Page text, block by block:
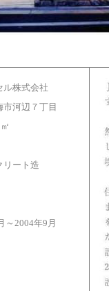
ル株式会社
市河辺７丁目
リート造
～2004年9月